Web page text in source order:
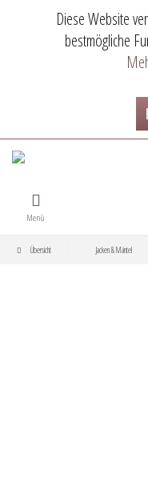
Diese Website
bestmögliche
Menü
Übersicht Jacken & Mäntel